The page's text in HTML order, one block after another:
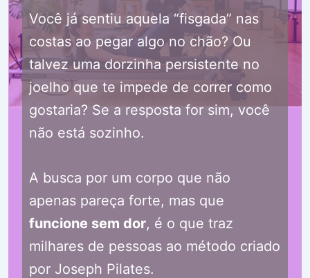
Você já sentiu aquela “fisgada” nas
costas ao pegar algo no chão? Ou
talvez uma dorzinha persistente no
joelho que te impede de correr como
gostaria? Se a resposta for sim, você
não está sozinho.
A busca por um corpo que não
apenas pareça forte, mas que
funcione sem dor, é o que traz
milhares de pessoas ao método criado
por Joseph Pilates.